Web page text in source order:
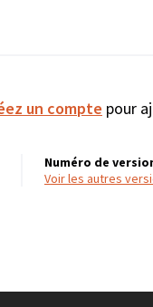
un compte pour
Numéro de
voir les autres